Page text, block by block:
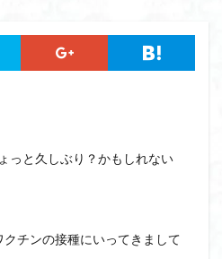
っと久しぶり？かもしれない
チンの接種にいってきまして